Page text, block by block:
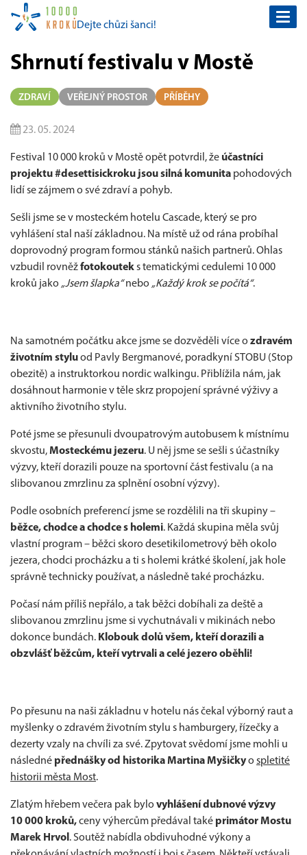
Dejte chůzi šanci!
Shrnutí festivalu v Mostě
ZDRAVÍ VEŘEJNÝ PROSTOR PŘÍBĚHY
23. 05. 2024
Festival 10 000 kroků v Mostě opět potvrdil, že účastníci
projektu #desettisickroku jsou silná komunita pohodových
lidí se zájmem o své zdraví a pohyb.
Sešli jsme se v mosteckém hotelu Cascade, který se pro
vyhlášení stal naší základnou. Na místě už od rána probíhal
doprovodný program formou stánků našich partnerů. Ohlas
vzbudil rovněžfotokouteks tematickými cedulemi 10 000
kroků jako „Jsem šlapka“nebo „Každý krok se počítá“.
Na samotném počátku akce jsme se dozvěděli více o zdravém
životním styluod Pavly Bergmanové, poradkyní STOBU (Stop
obezitě) a instruktorkou nordic walkingu. Přiblížila nám, jak
dosáhnout harmonie v těle skrz propojení správné výživy a
aktivního životního stylu.
Poté jsme se přesunuli dvoupatrovým autobusem k místnímu
skvostu,Mosteckému jezeru. U něj jsme se sešli s účastníky
výzvy, kteří dorazili pouze na sportovní část festivalu (a na
slibovanou zmrzlinu za splnění osobní výzvy).
Podle osobních preferencí jsme se rozdělili na tři skupiny –
běžce, chodce a chodce s holemi. Každá skupina měla svůj
vlastní program – běžci skoro desetikilometrový běh okolo
jezera, chodci procházku a ti s holemi krátké školení, jak hole
správně technicky používat, a následně také procházku.
Počasí nám příliš nepřálo, a tak běžci dobíhali za deště a
slibovanou zmrzlinu jsme si vychutnávali v mikinách nebo
dokonce bundách. Klobouk dolů všem, kteří dorazili a
obzvlášť běžcům, kteří vytrvali a celé jezero oběhli!
Po přesunu na naši základnu v hotelu nás čekal výborný raut a
myšlenky o zdravém životním stylu s hamburgery, řízečky a
dezerty vzaly na chvíli za své. Zpytovat svědomí jsme mohli u
následné přednášky od historika Martina Myšičkyo spletité
historii města Most.
Zlatým hřebem večera pak bylo vyhlášení dubnové výzvy
10 000 kroků,ceny výhercům předával také primátor Mostu
Marek Hrvol . Soutěž nabídla obdivuhodné výkony a